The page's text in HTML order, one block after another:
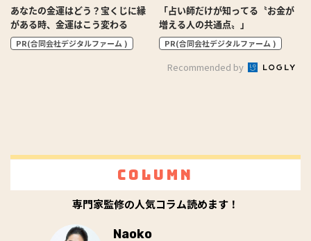
あなたの金運はどう？宝くじに縁
がある時、金運はこう変わる
PR(合同会社デジタルファーム )
「占い師だけが知ってる〝お金が
増える人の共通点〟」
PR(合同会社デジタルファーム )
Recommended by
Column
専門家監修の人気コラム読めます！
Naoko